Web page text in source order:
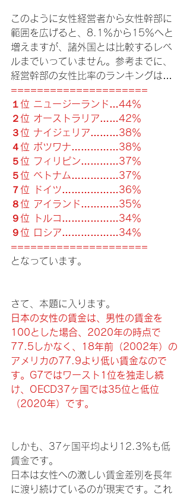
このように女性経営者から女性幹部に
範囲を広げると、8.1％から15％へと
増えますが、諸外国とは比較するレベ
ルまでいっていません。参考までに、
経営幹部の女性比率のランキングは…
=====================
１位 ニュージーランド…44％
２位 オーストラリア……42％
３位 ナイジェリア………38％
４位 ボツワナ……………38％
５位 フィリピン…………37％
５位 ベトナム……………37％
７位 ドイツ………………36％
８位 アイランド…………35％
９位 トルコ………………34％
９位 ロシア………………34％
=====================
となっています。
さて、本題に入ります。
日本の女性の賃金は、男性の賃金を
100とした場合、2020年の時点で
77.5しかなく、18年前（2002年）の
アメリカの77.9より低い賃金なので
す。G7ではワースト1位を独走し続
け、OECD37ヶ国では35位と低位
（2020年）です。
しかも、37ヶ国平均より12.3％も低
賃金です。
日本は女性への激しい賃金差別を長年
に渡り続けているのが現実です。これ